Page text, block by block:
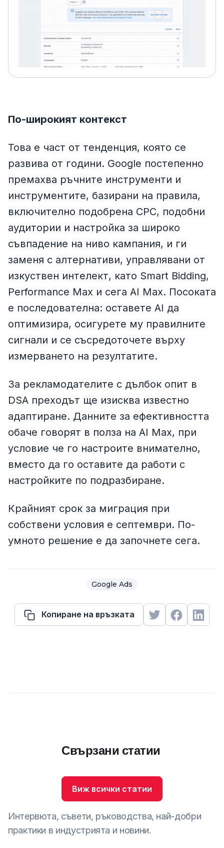
По-широкият контекст
Това е част от тенденция, която се
развива от години. Google постепенно
премахва ръчните инструменти и
инструментите, базирани на правила,
включително подобрена CPC, подобни
аудитории и настройка за широко
съвпадение на ниво кампания, и ги
заменя с алтернативи, управлявани от
изкуствен интелект, като Smart Bidding,
Performance Max и сега AI Max. Посоката
е последователна: оставете AI да
оптимизира, осигурете му правилните
сигнали и се съсредоточете върху
измерването на резултатите.
За рекламодателите с дълбок опит в
DSA преходът ще изисква известно
адаптиране. Данните за ефективността
обаче говорят в полза на AI Max, при
условие че го настроите внимателно,
вместо да го оставите да работи с
настройките по подразбиране.
Крайният срок за миграция при
собствени условия е септември. По-
умното решение е да започнете сега.
Google Ads
Копиране на връзката
Свързани статии
Виж всички статии
Интервюта, съвети, ръководства, най-добри
практики в индустрията и новини.